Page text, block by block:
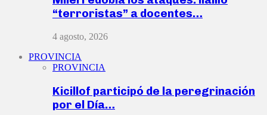
“terroristas” a docentes…
4 agosto, 2026
PROVINCIA
PROVINCIA
Kicillof participó de la peregrinación
por el Día…